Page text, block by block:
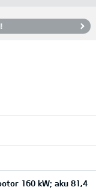
160 kW; aku 81,4